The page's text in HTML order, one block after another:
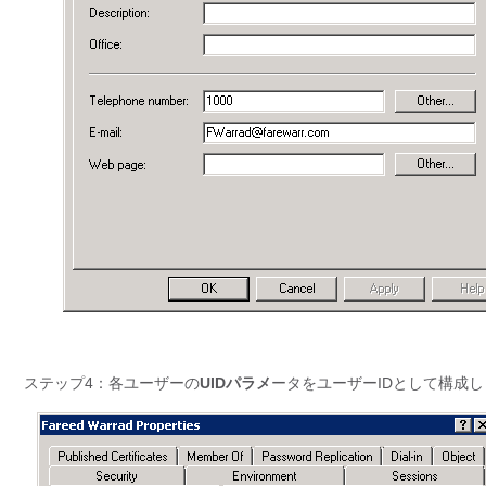
ステップ4：各ユーザーのUIDパラメータをユーザーIDとして構成